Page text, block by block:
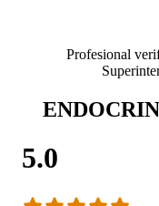
Profesional
5.0